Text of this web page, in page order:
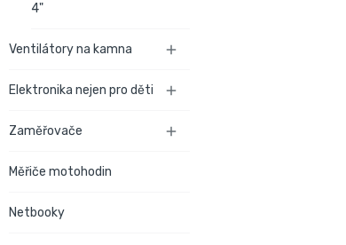
4"
Ventilátory na kamna 
Elektronika nejen pro děti 
Zaměřovače 
Měřiče motohodin
Netbooky